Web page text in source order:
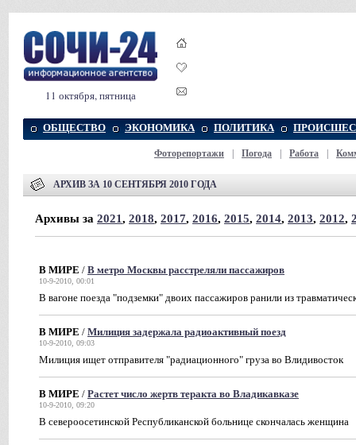
11 октября, пятница
ОБЩЕСТВО ЭКОНОМИКА ПОЛИТИКА
Фоторепортажи Погода Работа
АРХИВ ЗА 10 СЕНТЯБРЯ 2010 ГОДА
Архивы за 2021, 2018, 2017, 2016, 2015, 2014, 2013, 2012,
В МИРЕ / В метро Москвы расстреляли пассажиров
10-9-2010, 00:01
В вагоне поезда "подземки" двоих пассажиров ранили из
В МИРЕ / Милиция задержала радиоактивный поезд
10-9-2010, 09:03
Милиция ищет отправителя "радиационного" груза во Влидивосток
В МИРЕ / Растет число жертв теракта во Владикавказе
10-9-2010, 09:20
В североосетинской Республиканской больнице скончалась женщина